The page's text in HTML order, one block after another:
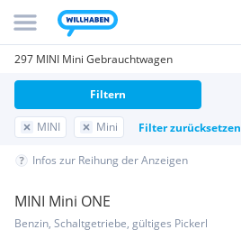
297 MINI Mini Gebrauchtwagen
MINI Mini Filter zurücksetzen
Filtern
Infos zur Reihung der Anzeigen
MINI Mini ONE
Benzin, Schaltgetriebe, gültiges Pickerl